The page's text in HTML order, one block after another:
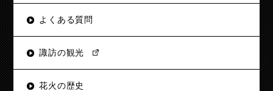
よくある質問
諏訪の観光
花火の歴史